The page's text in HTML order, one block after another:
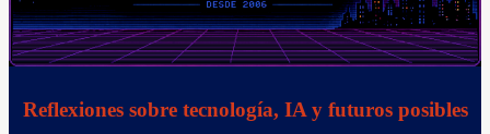
Reflexiones sobre tecnología, IA y futuros posibles